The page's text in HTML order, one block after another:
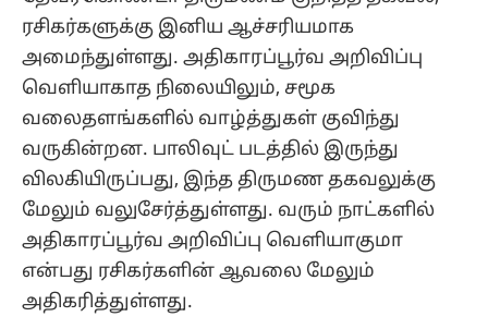
ரசிகர்களுக்கு இனிய ஆச்சரியமாக
அமைந்துள்ளது. அதிகாரப்பூர்வ அறிவிப்பு
வெளியாகாத நிலையிலும், சமூக
வலைதளங்களில் வாழ்த்துகள் குவிந்து
வருகின்றன. பாலிவுட் படத்தில் இருந்து
விலகியிருப்பது, இந்த திருமண தகவலுக்கு
மேலும் வலுசேர்த்துள்ளது. வரும் நாட்களில்
அதிகாரப்பூர்வ அறிவிப்பு வெளியாகுமா
என்பது ரசிகர்களின் ஆவலை மேலும்
அதிகரித்துள்ளது.